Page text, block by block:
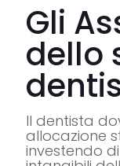
Gli
dello
Il dentista
allocazione
investendo